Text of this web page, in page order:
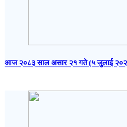
आज २०८३ साल असार २१ गते (५ जुलाई